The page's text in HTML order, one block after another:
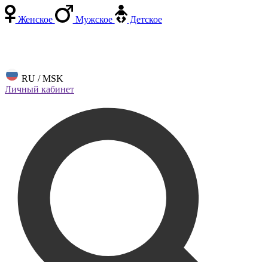
Женское Мужское Детское
RU / MSK
Личный кабинет